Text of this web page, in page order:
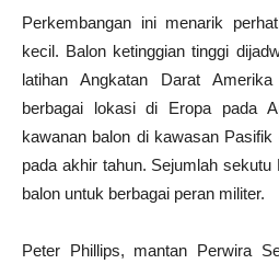
Perkembangan ini menarik
kecil. Balon ketinggian tinggi
latihan Angkatan Darat
berbagai lokasi di Eropa pada
kawanan balon di kawasan
pada akhir tahun. Sejumlah sekutu
balon untuk berbagai peran militer.
Peter Phillips, mantan Perwira